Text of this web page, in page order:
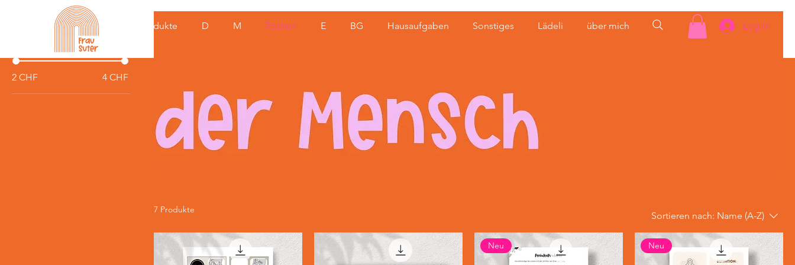
Alle Produkte D M Realien E BG Hausaufgaben Sonstiges Lädeli über mich Log In
Filtern nach
2 CHF 4 CHF
7 Produkte
Sortieren nach: Name (A-Z)
Neu Neu